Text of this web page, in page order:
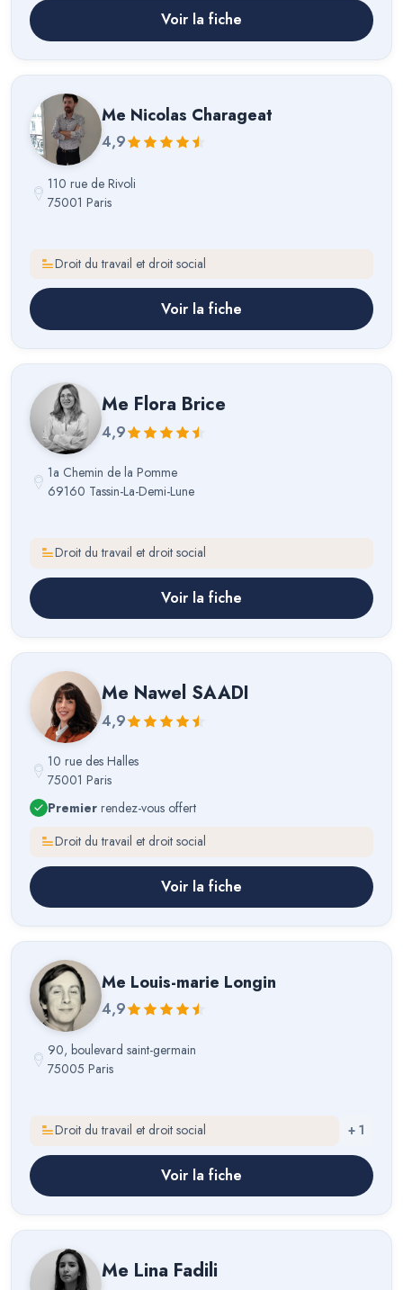
Voir la fiche
Me Nicolas Charageat
4,9
110 rue de Rivoli
75001 Paris
Droit du travail et droit social
Voir la fiche
Me Flora Brice
4,9
1a Chemin de la Pomme
69160 Tassin-La-Demi-Lune
Droit du travail et droit social
Voir la fiche
Me Nawel SAADI
4,9
10 rue des Halles
75001 Paris
Premier rendez-vous offert
Droit du travail et droit social
Voir la fiche
Me Louis-marie Longin
4,9
90, boulevard saint-germain
75005 Paris
Droit du travail et droit social + 1
Voir la fiche
Me Lina Fadili